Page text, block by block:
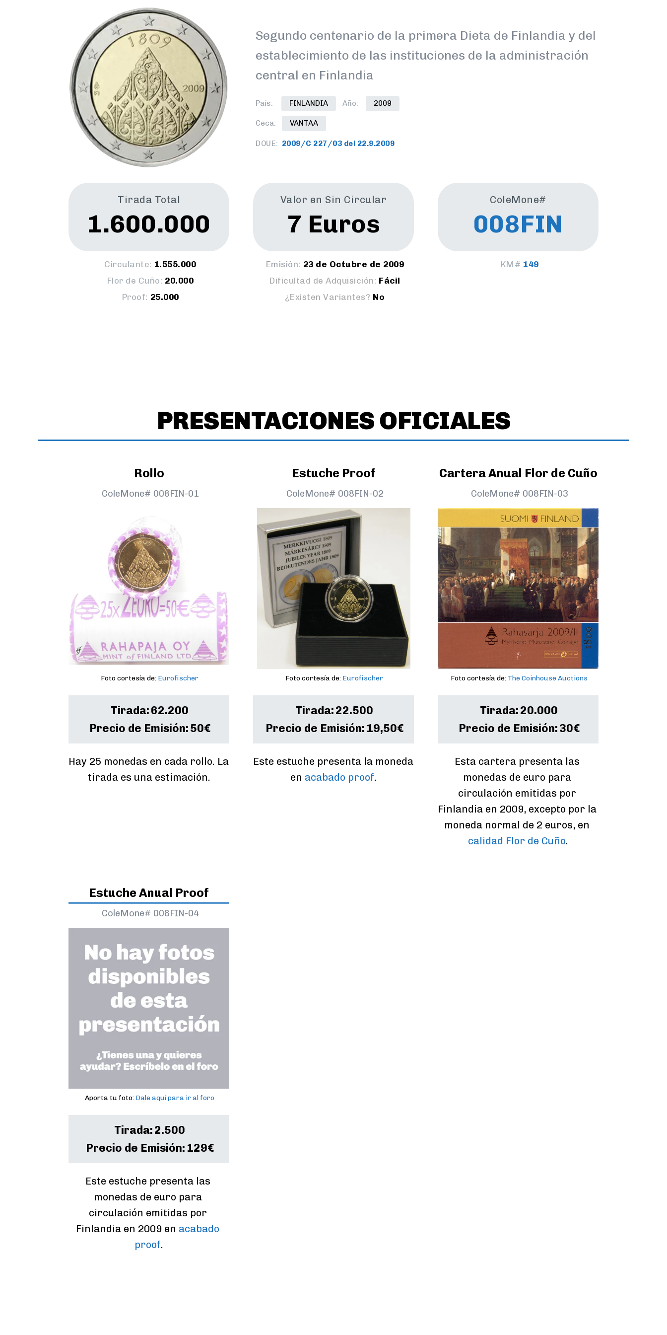
Segundo centenario de la primera Dieta de Finlandia y del
establecimiento de las instituciones de la administración
central en Finlandia
País: FINLANDIA Año: 2009
Ceca: VANTAA
DOUE: 2009/C 227/03 del 22.9.2009
Tirada Total
1.600.000
Circulante: 1.555.000
Flor de Cuño: 20.000
Proof: 25.000
Valor en Sin Circular
7 Euros
Emisión: 23 de Octubre de 2009
Dificultad de Adquisición: Fácil
¿Existen Variantes? No
ColeMone#
008FIN
KM# 149
PRESENTACIONES OFICIALES
Rollo
ColeMone# 008FIN-01
Foto cortesía de: Eurofischer
Tirada:62.200
Precio de Emisión:50€
Hay 25 monedas en cada rollo. La
tirada es una estimación.
Estuche Proof
ColeMone# 008FIN-02
Foto cortesía de: Eurofischer
Tirada:22.500
Precio de Emisión: 19,50€
Este estuche presenta la moneda
en acabado proof.
Cartera Anual Flor de Cuño
ColeMone# 008FIN-03
Foto cortesía de: The Coinhouse Auctions
Tirada:20.000
Precio de Emisión:30€
Esta cartera presenta las
monedas de euro para
circulación emitidas por
Finlandia en 2009, excepto por la
calidad Flor de Cuño.
Estuche Anual Proof
ColeMone# 008FIN-04
Aporta tu foto: Dale aquí para ir al foro
Tirada:2.500
Precio de Emisión: 129€
Este estuche presenta las
monedas de euro para
circulación emitidas por
Finlandia en 2009 en acabado
proof.